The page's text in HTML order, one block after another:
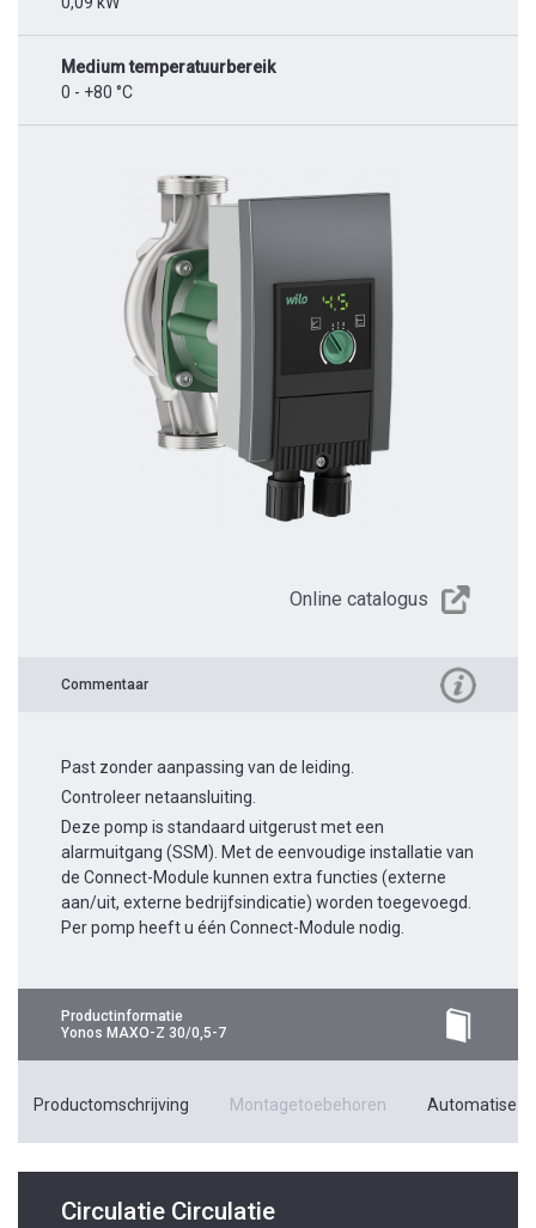
Medium temperatuurbereik
0 - +80 °C
Online catalogus
Commentaar
Past zonder aanpassing van de leiding.
Controleer netaansluiting.
Deze pomp is standaard uitgerust met een
alarmuitgang (SSM). Met de eenvoudige installatie van
de Connect-Module kunnen extra functies (externe
aan/uit, externe bedrijfsindicatie) worden toegevoegd.
Per pomp heeft u één Connect-Module nodig.
Productinformatie
Yonos MAXO-Z 30/0,5-7
Productomschrijving Montagetoebehoren
Circulatie Circulatie